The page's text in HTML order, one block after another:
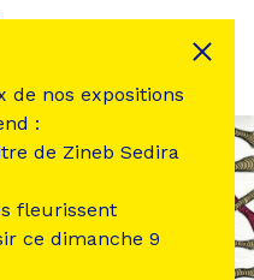
de nos expositions
:
de Zineb Sedira
fleurissent
ce dimanche 9